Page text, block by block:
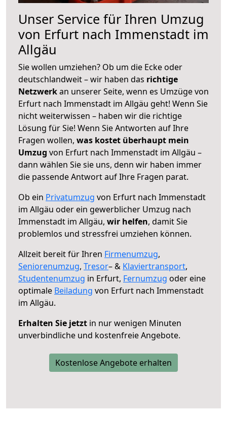
Unser Service für Ihren Umzug
von Erfurt nach Immenstadt im
Allgäu
Sie wollen umziehen? Ob um die Ecke oder
deutschlandweit – wir haben das richtige
Netzwerkan unserer Seite, wenn es Umzüge von
Erfurt nach Immenstadt im Allgäu geht! Wenn Sie
nicht weiterwissen – haben wir die richtige
Lösung für Sie! Wenn Sie Antworten auf Ihre
Fragen wollen, was kostet überhaupt mein
Umzug von Erfurt nach Immenstadt im Allgäu –
dann wählen Sie sie uns, denn wir haben immer
die passende Antwort auf Ihre Fragen parat.
Ob ein Privatumzug von Erfurt nach Immenstadt
im Allgäu oder ein gewerblicher Umzug nach
Immenstadt im Allgäu, wir helfen, damit Sie
problemlos und stressfrei umziehen können.
Allzeit bereit für Ihren Firmenumzug,
Seniorenumzug, Tresor– & Klaviertransport,
Studentenumzug in Erfurt, Fernumzug oder eine
optimale Beiladung von Erfurt nach Immenstadt
im Allgäu.
Erhalten Sie jetzt in nur wenigen Minuten
unverbindliche und kostenfreie Angebote.
Kostenlose Angebote erhalten